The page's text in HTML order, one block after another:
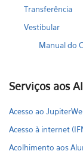
Transferência
Vestibular
Manual do
Serviços aos
Acesso ao
Acesso à internet
Acolhimento aos